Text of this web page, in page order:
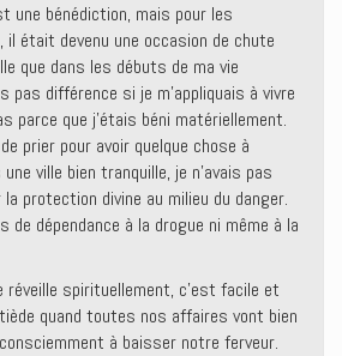
une bénédiction, mais pour les
il était devenu une occasion de chute
que dans les débuts de ma vie
pas différence si je m’appliquais à vivre
parce que j’étais béni matériellement.
prier pour avoir quelque chose à
ville bien tranquille, je n’avais pas
la protection divine au milieu du danger.
de dépendance à la drogue ni même à la
réveille spirituellement, c’est facile et
quand toutes nos affaires vont bien
à baisser notre ferveur.